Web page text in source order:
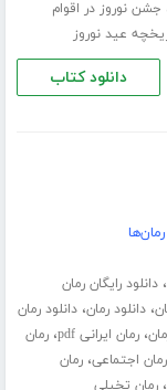
جشن نوروز در اقوام
عید نوروز
دانلود کتاب
،دانلود رایگان رمان
،دانلود رمان،دانلود رمان
،رمان ایرانی pdf ،رمان
رمان اجتماعی،رمان
،رمان تخیلی